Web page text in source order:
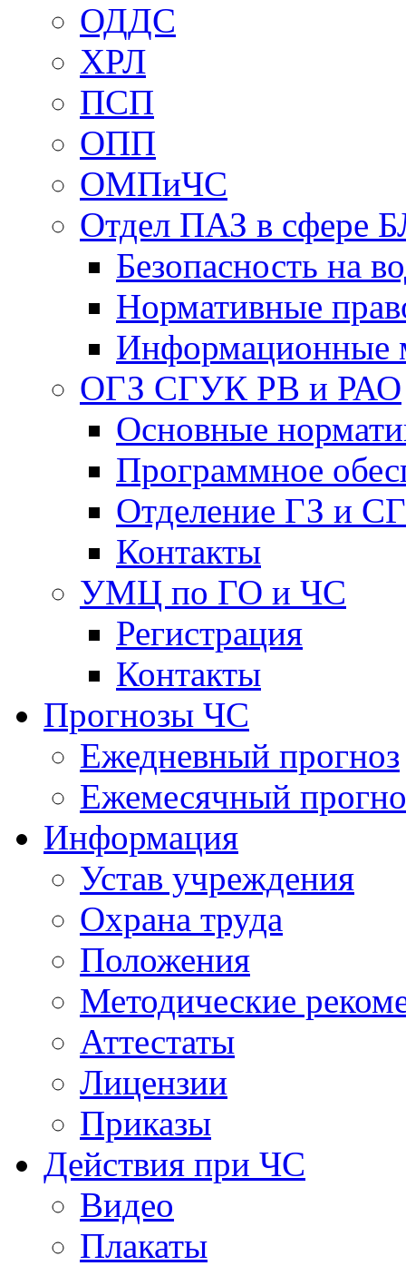
ОДДС
ХРЛ
ПСП
ОПП
ОМПиЧС
Отдел ПАЗ в сфере
Безопасность на
Нормативные
Информационные
ОГЗ СГУК РВ и РАО
Основные
Программное
Отделение ГЗ и
Контакты
УМЦ по ГО и ЧС
Регистрация
Контакты
Прогнозы ЧС
Ежедневный прогноз
Ежемесячный
Информация
Устав учреждения
Охрана труда
Положения
Методические
Аттестаты
Лицензии
Приказы
Действия при ЧС
Видео
Плакаты